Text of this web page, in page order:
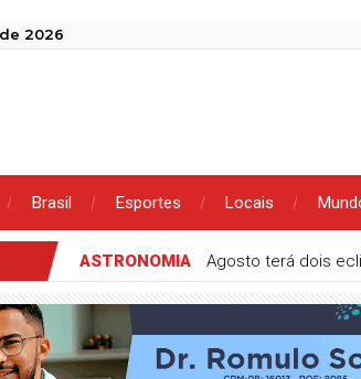
2026
Brasil Esportes Locais
ASTRONOMIA Agosto terá dois